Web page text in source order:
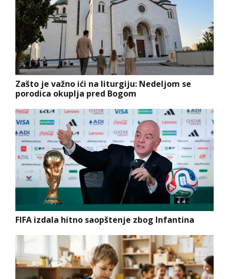
Zašto je važno ići na liturgiju: Nedeljom se
porodica okuplja pred Bogom
FIFA izdala hitno saopštenje zbog Infantina